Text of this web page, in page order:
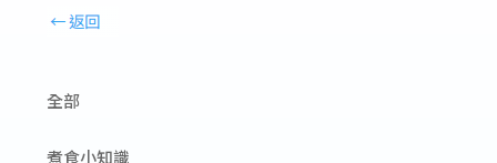
全部
煮食小知識